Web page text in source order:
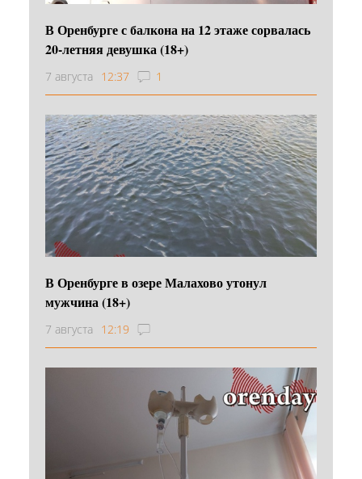
В Оренбурге с балкона на 12 этаже сорвалась
20-летняя девушка (18+)
7 августа 12:37 1
В Оренбурге в озере Малахово утонул
мужчина (18+)
7 августа 12:19